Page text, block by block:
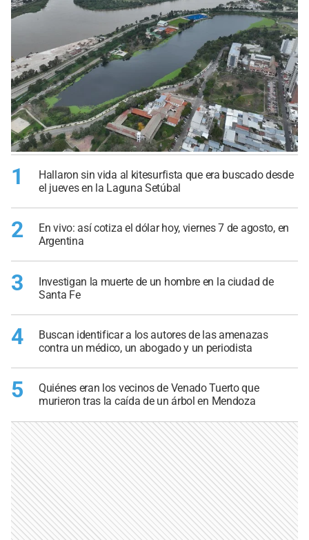
1
Hallaron sin vida al kitesurfista que era buscado desde
el jueves en la Laguna Setúbal
2
En vivo: así cotiza el dólar hoy, viernes 7 de agosto, en
Argentina
3
Investigan la muerte de un hombre en la ciudad de
Santa Fe
4
Buscan identificar a los autores de las amenazas
contra un médico, un abogado y un periodista
5
Quiénes eran los vecinos de Venado Tuerto que
murieron tras la caída de un árbol en Mendoza